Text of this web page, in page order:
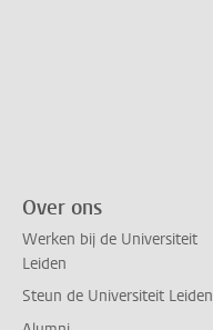
Over ons
Werken bij de Universiteit
Leiden
Steun de Universiteit Leiden